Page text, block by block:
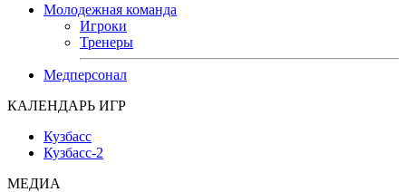
Молодежная команда
Игроки
Тренеры
Медперсонал
КАЛЕНДАРЬ ИГР
Кузбасс
Кузбасс-2
МЕДИА